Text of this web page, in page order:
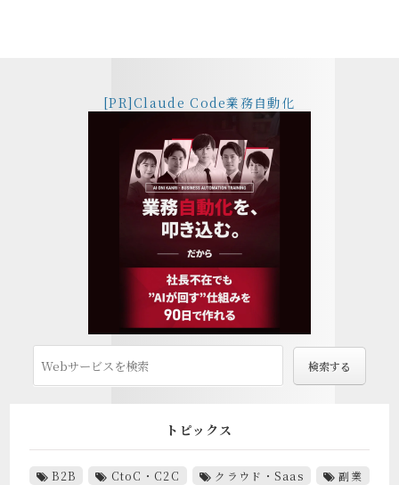
[PR]Claude Code業務自動化
トピックス
B2B CtoC・C2C クラウド・Saas
副業